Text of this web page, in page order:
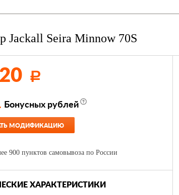
Jackall Seira Minnow 70S
Р
Бонусных рублей
МОДИФИКАЦИЮ
900 пунктов самовывоза по России
ХАРАКТЕРИСТИКИ